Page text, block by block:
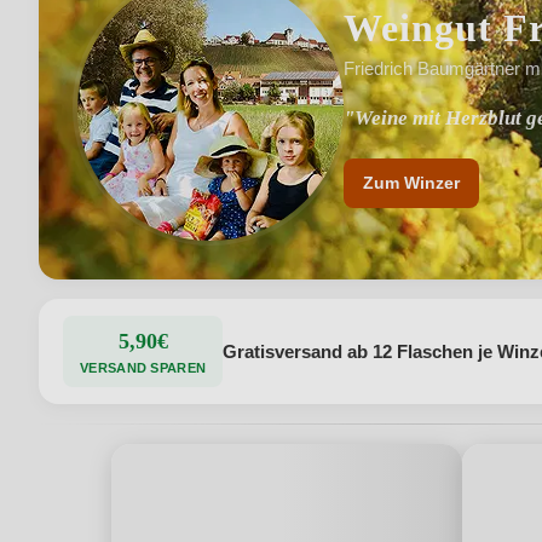
Weingut
Friedrich Baumgärtner
"Weine mit Herzblut
"Familienweingut mit
Zum Winzer
5,90€
VERSAND SPAREN
Gratisversand ab 12 Flaschen je